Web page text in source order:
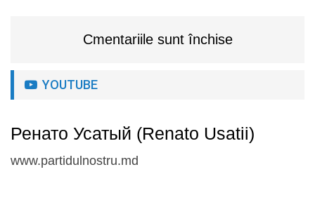
Cmentariile sunt închise
YOUTUBE
Ренато Усатый (Renato Usatii)
www.partidulnostru.md